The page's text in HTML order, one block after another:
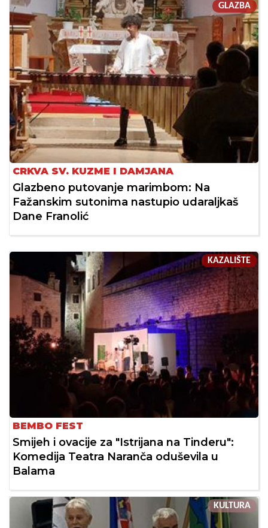
GLAZBA
CRKVA SV. KUZME I DAMJANA
Glazbeno putovanje marimbom: Na
Fažanskim sutonima nastupio udaraljkaš
Dane Franolić
KAZALIŠTE
BEMBO FEST
Smijeh i ovacije za "Istrijana na Tinderu":
Komedija Teatra Naranča oduševila u
Balama
KULTURA